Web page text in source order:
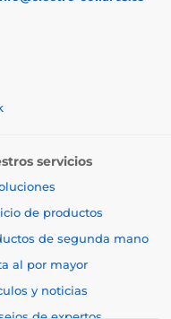
servicios
de productos
de segunda mano
al por mayor
y noticias